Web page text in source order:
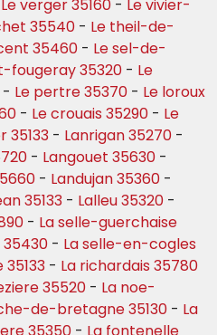
Le verger 35160 - Le vivier-
35540 - Le theil-de-
35460 - Le sel-de-
fougeray 35320 - Le
- Le pertre 35370 - Le loroux
- Le crouais 35290 - Le
35133 - Lanrigan 35270 -
- Langouet 35630 -
- Landujan 35360 -
35133 - Lalleu 35320 -
- La selle-guerchaise
- La selle-en-cogles
- La richardais 35780
35520 - La noe-
de-bretagne 35130 - La